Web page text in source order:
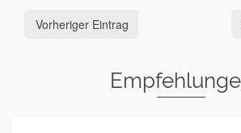
Vorheriger Eintrag